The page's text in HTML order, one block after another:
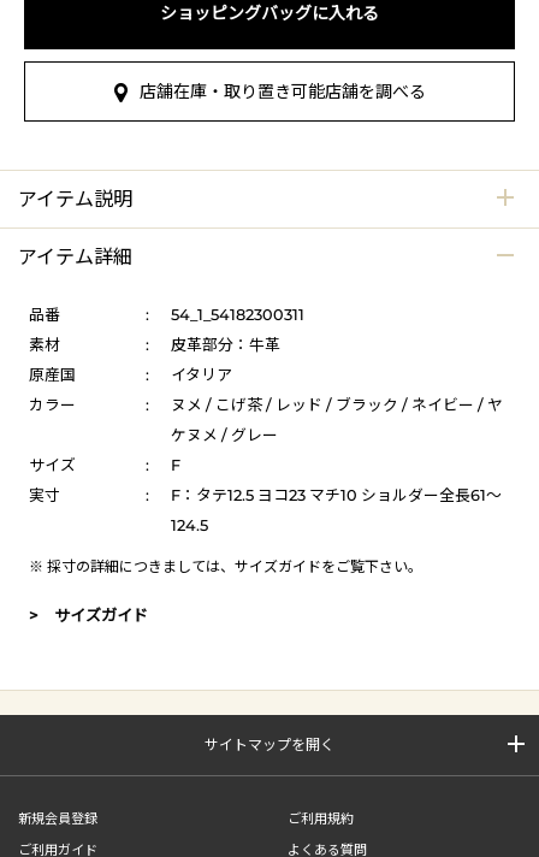
ショッピングバッグに入れる
店舗在庫・取り置き可能店舗を調べる
アイテム説明
アイテム詳細
品番 :
54_1_54182300311
素材
:
皮革部分：牛革
原産国
:
イタリア
カラー
:
ヌメ / こげ茶 / レッド / ブラック / ネイビー / ヤ
ケヌメ / グレー
サイズ
:
F
実寸
:
F：タテ12.5 ヨコ23 マチ10 ショルダー全長61～
124.5
※ 採寸の詳細につきましては、 サイズガイドをご覧下さい。
> サイズガイド
サイトマップを開く
新規会員登録
ご利用規約
ご利用ガイド
よくある質問